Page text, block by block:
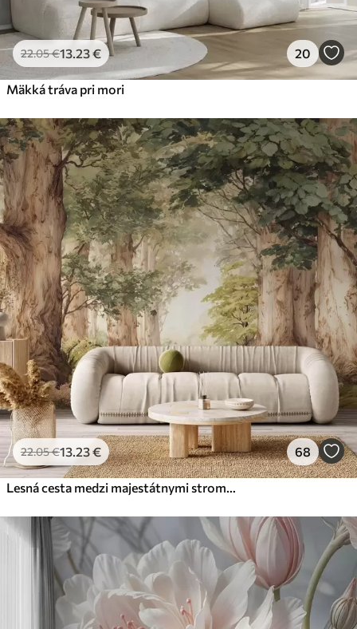
22.05€13 .23€ 20
Mäkká tráva pri mori
22.05€13 .23€ 68